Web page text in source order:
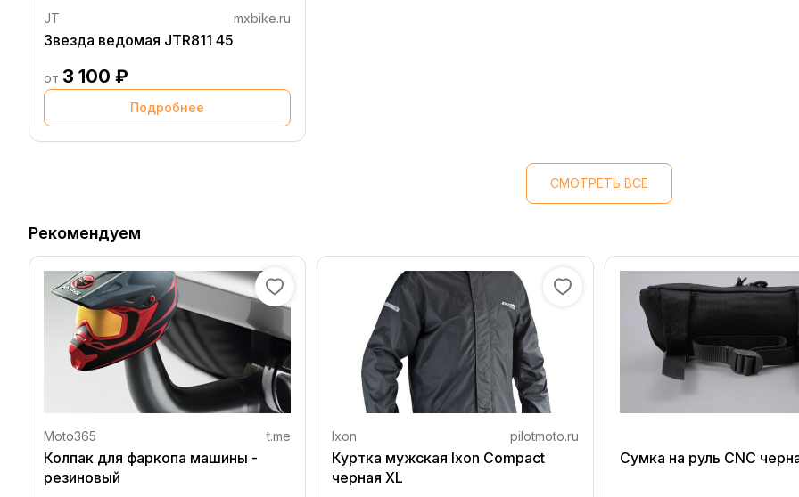
JT mxbike.ru
Звезда ведомая JTR811 45
от 3 100 ₽
Подробнее
СМОТРЕТЬ ВСЕ
Рекомендуем
Moto365 t.me
Колпак для фаркопа машины -
резиновый
Ixon pilotmoto.ru
Куртка мужская Ixon Compact
черная XL
Сумка на руль CNC